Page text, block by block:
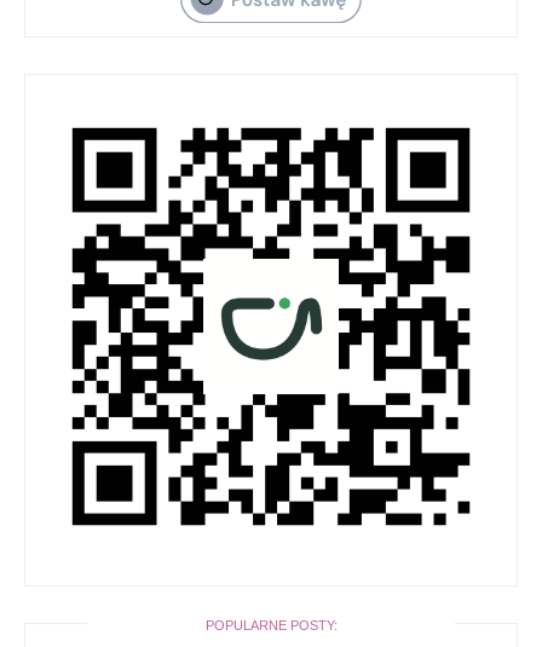
POPULARNE POSTY: